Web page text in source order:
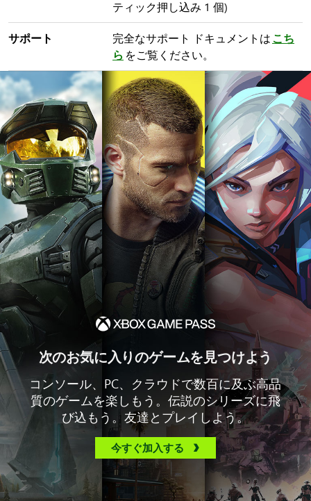
ティック押し込み 1 個)
サポート 完全なサポート ドキュメントは こち
ら をご覧ください。
次のお気に入りのゲームを見つけよう
コンソール、PC、クラウドで数百に及ぶ高品
質のゲームを楽しもう。伝説のシリーズに飛
び込もう。友達とプレイしよう。
今すぐ加入する